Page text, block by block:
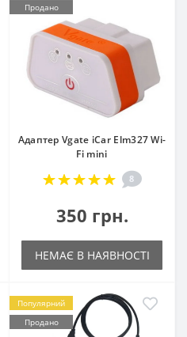
Продано
Адаптер Vgate iCar Elm327 Wi-
Fi mini
8
350 грн.
НЕМАЄ В НАЯВНОСТІ
Популярний
Продано